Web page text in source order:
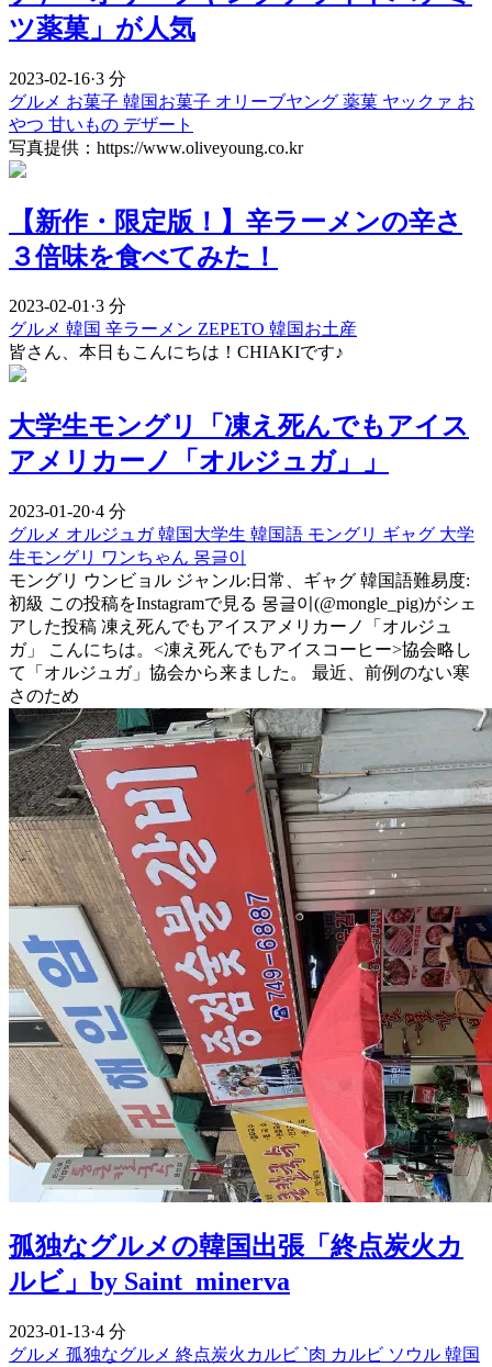
ツ薬菓」が人気
2023-02-16·3 分
グルメ お菓子 韓国お菓子 オリーブヤング 薬菓 ヤックァ お
やつ 甘いもの デザート
写真提供：https://www.oliveyoung.co.kr
【新作・限定版！】辛ラーメンの辛さ
３倍味を食べてみた！
2023-02-01·3 分
グルメ 韓国 辛ラーメン ZEPETO 韓国お土産
皆さん、本日もこんにちは！CHIAKIです♪
大学生モングリ「凍え死んでもアイス
アメリカーノ「オルジュガ」」
2023-01-20·4 分
グルメ オルジュガ韓国大学生 韓国語 モングリ ギャグ 大学
生モングリ ワンちゃん 몽글이
モングリ ウンビョル ジャンル:日常、ギャグ 韓国語難易度:
初級 この投稿をInstagramで見る 몽글이(@mongle_pig)がシェ
アした投稿 凍え死んでもアイスアメリカーノ「オルジュ
ガ」 こんにちは。<凍え死んでもアイスコーヒー>協会略し
て「オルジュガ」協会から来ました。 最近、前例のない寒
さのため
孤独なグルメの韓国出張「終点炭火カ
ルビ」by Saint_minerva
2023-01-13·4 分
グルメ 孤独なグルメ 終点炭火カルビ `肉 カルビ ソウル 韓国